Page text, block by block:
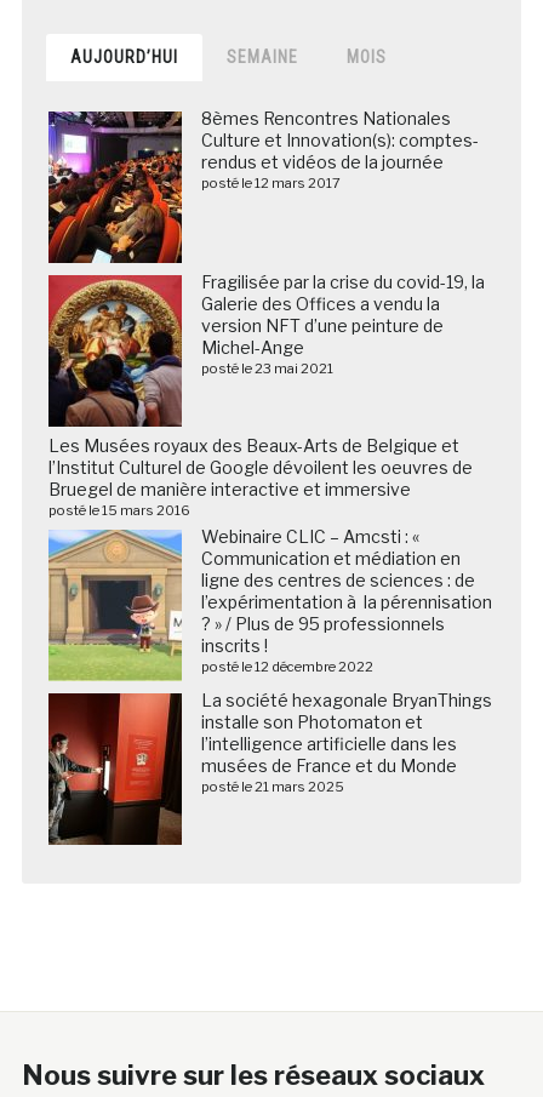
AUJOURD’HUI SEMAINE MOIS
8èmes Rencontres Nationales
Culture et Innovation(s): comptes-
rendus et vidéos de la journée
posté le 12 mars 2017
Fragilisée par la crise du covid-19, la
Galerie des Offices a vendu la
version NFT d’une peinture de
Michel-Ange
posté le 23 mai 2021
Les Musées royaux des Beaux-Arts de Belgique et
l’Institut Culturel de Google dévoilent les oeuvres de
Bruegel de manière interactive et immersive
posté le 15 mars 2016
Webinaire CLIC – Amcsti : «
Communication et médiation en
ligne des centres de sciences : de
l’expérimentation à la pérennisation
? » / Plus de 95 professionnels
inscrits !
posté le 12 décembre 2022
La société hexagonale BryanThings
installe son Photomaton et
l’intelligence artificielle dans les
musées de France et du Monde
posté le 21 mars 2025
Nous suivre sur les réseaux sociaux